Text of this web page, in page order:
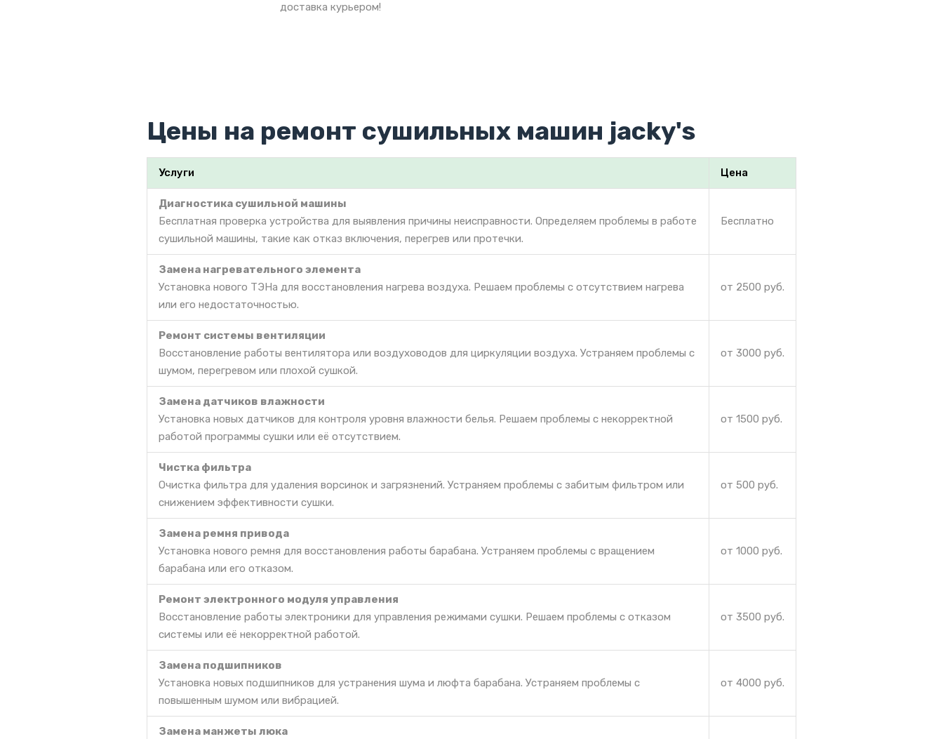
доставка курьером!
Цены на ремонт сушильных машин jacky's
Услуги Цена
Диагностика сушильной машины
Бесплатная проверка устройства для выявления причины неисправности. Определяем проблемы в работе
сушильной машины, такие как отказ включения, перегрев или протечки.
Бесплатно
Замена нагревательного элемента
Установка нового ТЭНа для восстановления нагрева воздуха. Решаем проблемы с отсутствием нагрева
или его недостаточностью.
от 2500 руб.
Ремонт системы вентиляции
Восстановление работы вентилятора или воздуховодов для циркуляции воздуха. Устраняем проблемы с
шумом, перегревом или плохой сушкой.
от 3000 руб.
Замена датчиков влажности
Установка новых датчиков для контроля уровня влажности белья. Решаем проблемы с некорректной
работой программы сушки или её отсутствием.
от 1500 руб.
Чистка фильтра
Очистка фильтра для удаления ворсинок и загрязнений. Устраняем проблемы с забитым фильтром или
снижением эффективности сушки.
от 500 руб.
Замена ремня привода
Установка нового ремня для восстановления работы барабана. Устраняем проблемы с вращением
барабана или его отказом.
от 1000 руб.
Ремонт электронного модуля управления
Восстановление работы электроники для управления режимами сушки. Решаем проблемы с отказом
системы или её некорректной работой.
от 3500 руб.
Замена подшипников
Установка новых подшипников для устранения шума и люфта барабана. Устраняем проблемы с
повышенным шумом или вибрацией.
от 4000 руб.
Замена манжеты люка